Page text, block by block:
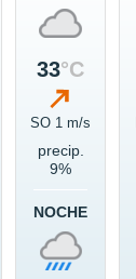
33°C
SO 1 m/s
precip.
9%
NOCHE